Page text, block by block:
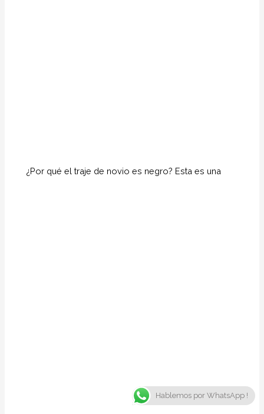
¿Por qué el traje de novio es negro? Esta es una
Hablemos por WhatsApp !